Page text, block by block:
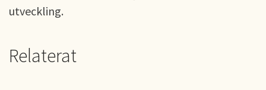
utveckling.
Relaterat